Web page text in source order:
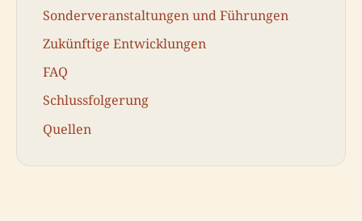
Sonderveranstaltungen und Führungen
Zukünftige Entwicklungen
FAQ
Schlussfolgerung
Quellen